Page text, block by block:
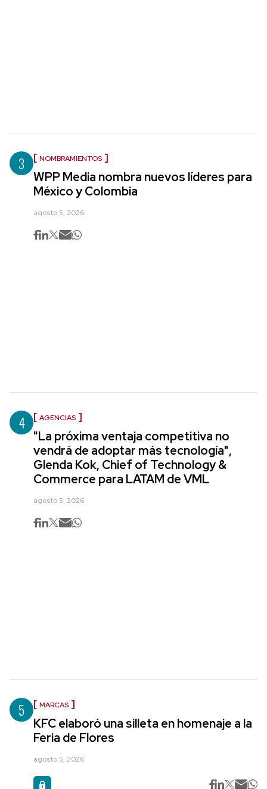
3 NOMBRAMIENTOS
WPP Media nombra nuevos líderes para
México y Colombia
agosto 5, 2026
4 AGENCIAS
"La próxima ventaja competitiva no
vendrá de adoptar más tecnología",
Glenda Kok, Chief of Technology &
Commerce para LATAM de VML
agosto 5, 2026
5 MARCAS
KFC elaboró una silleta en homenaje a la
Feria de Flores
agosto 5, 2026